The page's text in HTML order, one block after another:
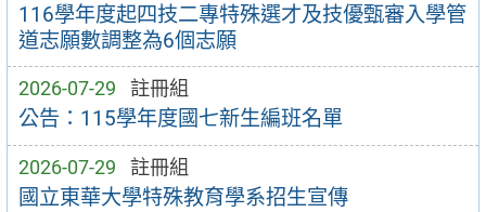
116學年度起四技二專特殊選才及技優甄審入學管
道志願數調整為6個志願
2026-07-29 註冊組
公告：115學年度國七新生編班名單
2026-07-29 註冊組
國立東華大學特殊教育學系招生宣傳